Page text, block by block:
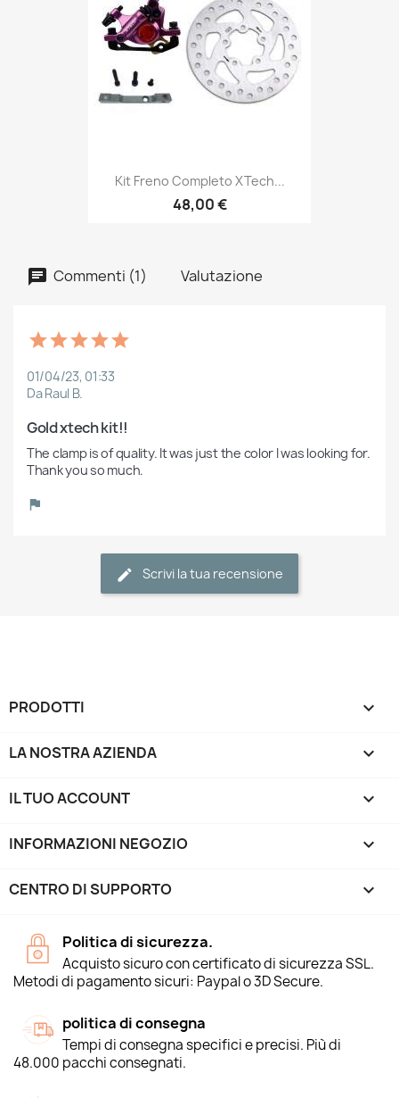
Kit Freno Completo XTech...
48,00 €
Commenti (1) Valutazione
01/04/23, 01:33
Da Raul B.
Gold xtech kit!!
The clamp is of quality. It was just the color I was looking for.
Scrivi la tua recensione
PRODOTTI 
LA NOSTRA AZIENDA 
IL TUO ACCOUNT 
INFORMAZIONI NEGOZIO keyboard_arrow_down
CENTRO DI SUPPORTO 
Politica di sicurezza.
Acquisto sicuro con certificato di sicurezza SSL.
Metodi di pagamento sicuri: Paypal o 3D Secure.
politica di consegna
Tempi di consegna specifici e precisi. Più di
48.000 pacchi consegnati.